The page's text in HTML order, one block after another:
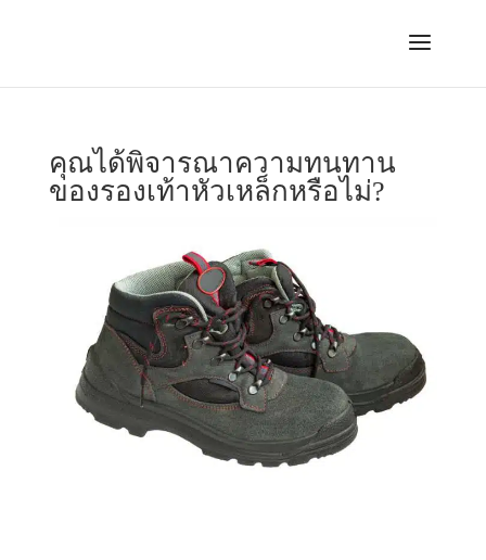
คุณได้พิจารณาความทนทาน
ของรองเท้าหัวเหล็กหรือไม่?